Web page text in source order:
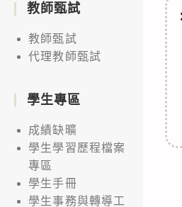
教師甄試
教師甄試
代理教師甄試
學生專區
成績缺曠
學生學習歷程檔案
專區
學生手冊
學生事務與轉導工